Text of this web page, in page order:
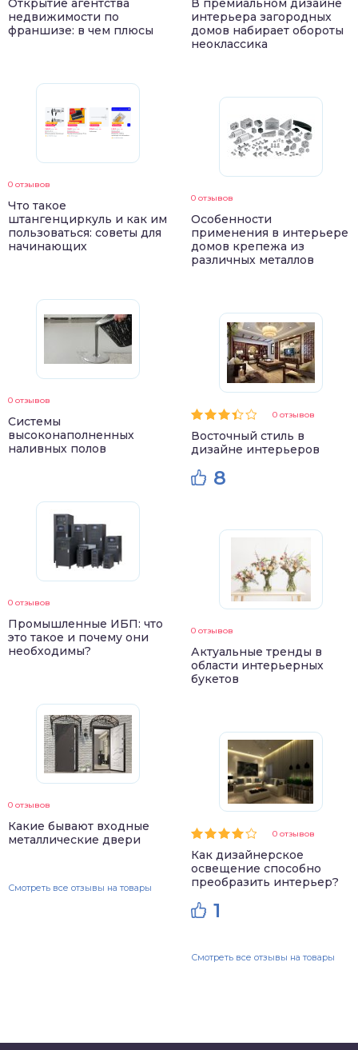
Открытие агентства
недвижимости по
франшизе: в чем плюсы
0 отзывов
Что такое
штангенциркуль и как им
пользоваться: советы для
начинающих
0 отзывов
Системы
высоконаполненных
наливных полов
0 отзывов
Промышленные ИБП: что
это такое и почему они
необходимы?
0 отзывов
Какие бывают входные
металлические двери
Смотреть все отзывы на товары
В премиальном дизайне
интерьера загородных
домов набирает обороты
неоклассика
0 отзывов
Особенности
применения в интерьере
домов крепежа из
различных металлов
0 отзывов
Восточный стиль в
дизайне интерьеров
8
0 отзывов
Актуальные тренды в
области интерьерных
букетов
0 отзывов
Как дизайнерское
освещение способно
преобразить интерьер?
1
Смотреть все отзывы на товары